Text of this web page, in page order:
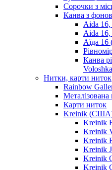
Сорочки з
Канва з
Aida
Aida
Аїда 16
Канва
Нитки, карти ниток
Rainbow
Металізована
Карти ниток
Kreinik
Kreinik
Kreinik
Kreinik
Kreinik
Kreinik
Kreinik